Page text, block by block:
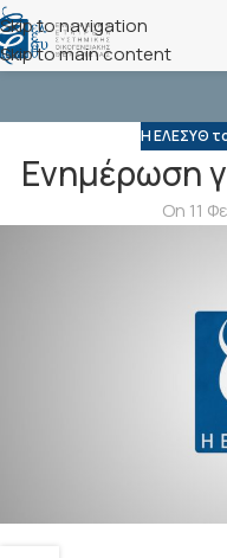
Skip to navigation
Skip to main content
Η ΕΛΕΣΥΘ
Ενημέρωση
On 11